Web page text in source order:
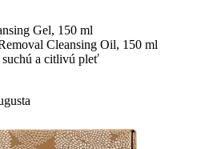
Gel, 150 ml
Cleansing Oil, 150 ml
suchú a citlivú pleť